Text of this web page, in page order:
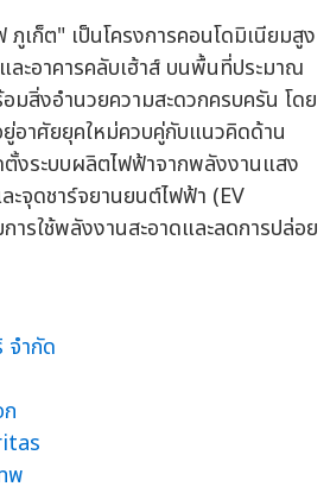
ภูเก็ต" เป็นโครงการคอนโดมิเนียมสูง
ละอาคารคลับเฮ้าส์ บนพื้นที่ประมาณ
มสิ่งอำนวยความสะดวกครบครัน โดย
อาศัยยุคใหม่ควบคู่กับแนวคิดด้าน
งระบบผลิตไฟฟ้าจากพลังงานแสง
จุดชาร์จยานยนต์ไฟฟ้า (EV
ารใช้พลังงานสะอาดและลดการปล่อย
จำกัด
พ